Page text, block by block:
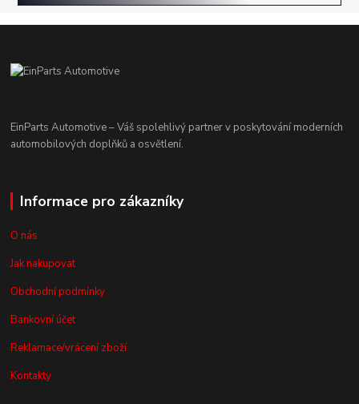
EinParts Automotive – Váš spolehlivý partner v poskytování moderních
automobilových doplňků a osvětlení.
Informace pro zákazníky
O nás
Jak nakupovat
Obchodní podmínky
Bankovní účet
Reklamace/vrácení zboží
Kontakty